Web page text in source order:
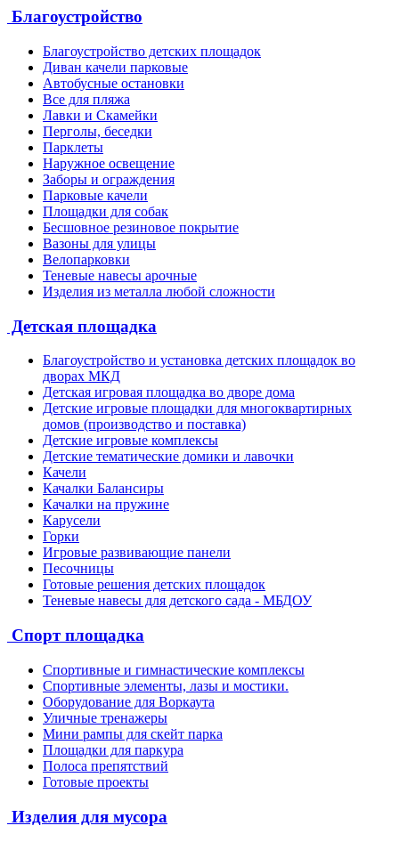
Благоустройство
Благоустройство детских площадок
Диван качели парковые
Автобусные остановки
Все для пляжа
Лавки и Скамейки
Перголы, беседки
Парклеты
Наружное освещение
Заборы и ограждения
Парковые качели
Площадки для собак
Бесшовное резиновое покрытие
Вазоны для улицы
Велопарковки
Теневые навесы арочные
Изделия из металла любой сложности
Детская площадка
Благоустройство и установка детских площадок во
дворах МКД
Детская игровая площадка во дворе дома
Детские игровые площадки для многоквартирных
домов (производство и поставка)
Детские игровые комплексы
Детские тематические домики и лавочки
Качели
Качалки Балансиры
Качалки на пружине
Карусели
Горки
Игровые развивающие панели
Песочницы
Готовые решения детских площадок
Теневые навесы для детского сада - МБДОУ
Спорт площадка
Спортивные и гимнастические комплексы
Спортивные элементы, лазы и мостики.
Оборудование для Воркаута
Уличные тренажеры
Мини рампы для скейт парка
Площадки для паркура
Полоса препятствий
Готовые проекты
Изделия для мусора